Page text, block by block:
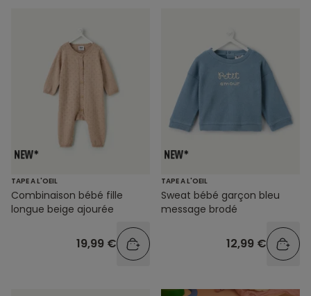
TAPE A L'OEIL
Combinaison bébé fille
longue beige ajourée
19,99 €
TAPE A L'OEIL
Sweat bébé garçon bleu
message brodé
12,99 €